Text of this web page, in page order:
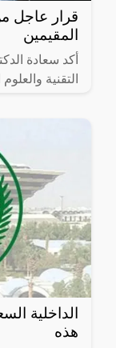
قرار عاجل
المقيمين
أكد سعادة
التقنية
هذه